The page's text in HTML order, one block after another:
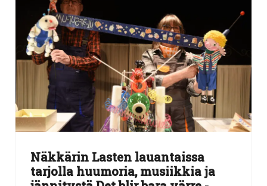
Näkkärin Lasten lauantaissa
tarjolla huumoria, musiikkia ja